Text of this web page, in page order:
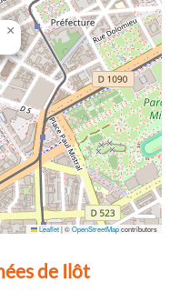
×
Leaflet|©OpenStreetMapcontributors
de Ilôt